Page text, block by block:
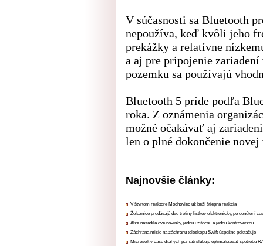
V súčasnosti sa Bluetooth
nepoužíva, keď kvôli jeho
prekážky a relatívne
a aj pre pripojenie
pozemku sa používajú
Bluetooth 5 príde podľa
roka. Z oznámenia
možné očakávať aj
len o plné dokončenie novej
Najnovšie články:
V štvrtom reaktore Mochoviec už beží štiepna reakcia
Železnice predávajú dve tretiny lístkov elektronicky, po donútení
Alza nasadila dve novinky, jednu užitočnú a jednu kontroverznú
Záchrana misie na záchranu teleskopu Swift úspešne pokračuje
Microsoft v čase drahých pamätí sľubuje optimalizovať spotrebu